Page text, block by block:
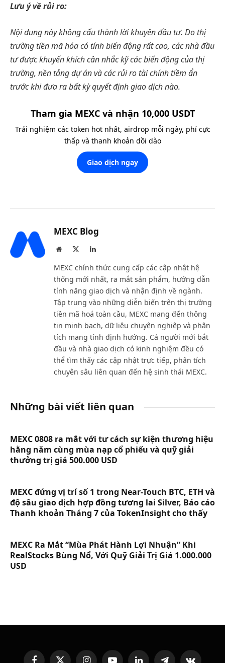
Lưu ý về rủi ro:
Nội dung này không cấu thành lời khuyên đầu tư. Do thị
trường tiền mã hóa có tính biến động rất cao, các nhà đầu
tư được khuyến khích cân nhắc kỹ các biến động của thị
trường, nền tảng dự án và các rủi ro tài chính tiềm ẩn
trước khi đưa ra bất kỳ quyết định giao dịch nào.
Tham gia MEXC và nhận 10,000 USDT
Trải nghiệm các token hot nhất, airdrop mỗi ngày, phí cực
thấp và thanh khoản dồi dào
Giao dịch ngay
MEXC Blog
Website LinkedIn
MEXC chính thức cung cấp các cập nhật hệ
thống mới nhất, ra mắt sản phẩm, hướng dẫn
tính năng giao dịch và nhận định về ngành.
Tập trung vào những diễn biến trên thị trường
tiền mã hoá toàn cầu, MEXC mang đến thông
tin minh bạch, dữ liệu chuyên nghiệp và phân
tích mang tính định hướng. Cả người mới bắt
đầu và nhà giao dịch có kinh nghiệm đều có
thể tìm thấy các cập nhật trực tiếp, phân tích
chuyên sâu liên quan đến hệ sinh thái MEXC.
Những bài viết liên quan
MEXC 0808 ra mắt với tư cách sự kiện thương hiệu
hằng năm cùng mùa nạp cổ phiếu và quỹ giải
thưởng trị giá 500.000 USD
MEXC đứng vị trí số 1 trong Near-Touch BTC, ETH và
độ sâu giao dịch hợp đồng tương lai Silver, Báo cáo
Thanh khoản Tháng 7 của TokenInsight cho thấy
MEXC Ra Mắt “Mùa Phát Hành Lợi Nhuận” Khi
RealStocks Bùng Nổ, Với Quỹ Giải Trị Giá 1.000.000
USD